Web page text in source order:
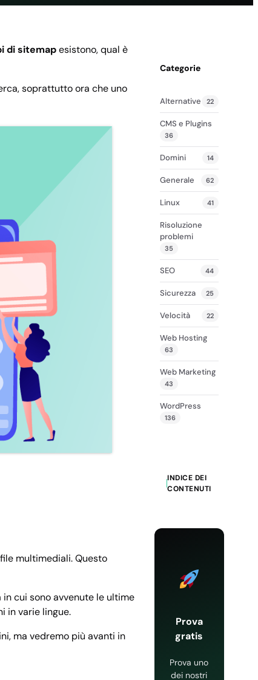
di sitemapesistono, qual è
soprattutto ora che uno
multimediali. Questo
cui sono avvenute le ultime
in varie lingue.
ma vedremo più avanti in
Categorie
Alternative 22
CMS e Plugins
36
Domini 14
Generale 62
Linux 41
Risoluzione
problemi
35
SEO 44
Sicurezza 25
Velocità 22
Web Hosting
63
Web Marketing
43
WordPress
136
INDICE DEI
CONTENUTI
Prova
gratis
Prova uno
dei nostri